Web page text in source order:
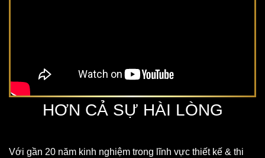
HƠN CẢ SỰ HÀI LÒNG
Với gần 20 năm kinh nghiệm trong lĩnh vực thiết kế & thi